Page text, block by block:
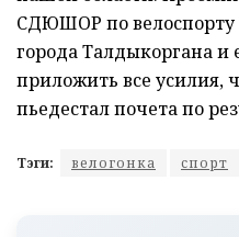
СДЮШОР по
города Талдыкоргана
приложить все усилия,
пьедестал почета по
Тэги: велогонка спорт